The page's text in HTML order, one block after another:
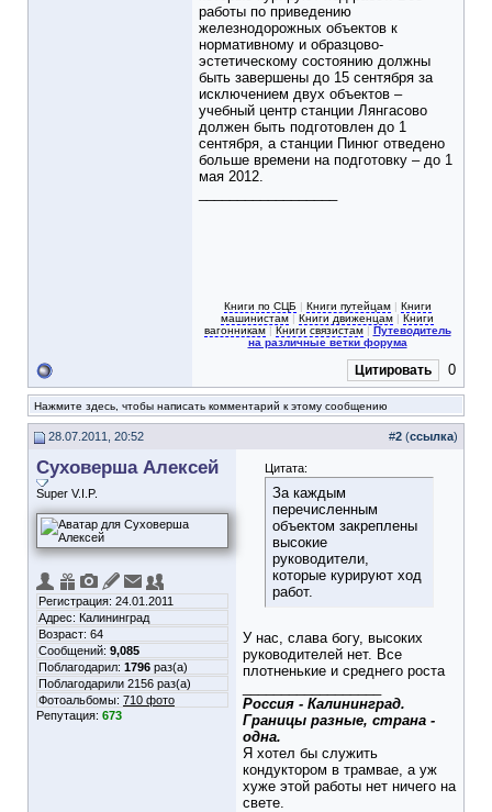
работы по приведению
железнодорожных объектов к
нормативному и образцово-
эстетическому состоянию должны
быть завершены до 15 сентября за
исключением двух объектов –
учебный центр станции Лянгасово
должен быть подготовлен до 1
сентября, а станции Пинюг отведено
больше времени на подготовку – до 1
мая 2012.
Книги по СЦБ | Книги путейцам| Книги
машинистам | Книги движенцам | Книги
вагонникам| Книги связистам| Путеводитель
на различные ветки форума
Цитировать 0
Нажмите здесь, чтобы написать комментарий к этому сообщению
28.07.2011, 20:52 #2 (ссылка)
Суховерша Алексей
Super V.I.P.
Регистрация: 24.01.2011
Адрес: Калининград
Возраст: 64
Сообщений: 9,085
Поблагодарил: 1796 раз(а)
Поблагодарили 2156 раз(а)
Фотоальбомы: 710 фото
Репутация: 673
Цитата:
За каждым
перечисленным
объектом закреплены
высокие
руководители,
которые курируют ход
работ.
У нас, слава богу, высоких
руководителей нет. Все
плотненькие и среднего роста
Россия - Калининград.
Границы разные, страна -
одна.
Я хотел бы служить
кондуктором в трамвае, а уж
хуже этой работы нет ничего на
свете.